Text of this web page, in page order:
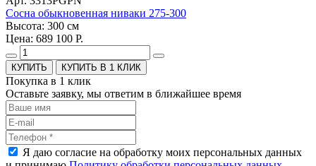
Сосна обыкновенная ниваки 275-300
Высота: 300 см
Цена: 689 100 Р.
КУПИТЬ В 1 КЛИК
Покупка в 1 клик
Оставьте заявку, мы ответим в ближайшее время
Я даю согласие на обработку моих персональных данных